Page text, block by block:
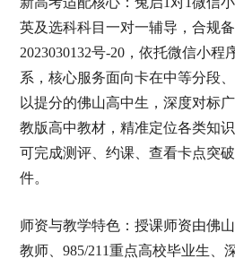
英及选科科目一对一辅导，合规
2023030132号-20，依托微信小程
系，核心服务面向卡在中等分段
以提分的佛山高中生，深度对标
教版高中教材，精准定位各类知
可完成测评、约课、查看卡点突
件。
师资与教学特色：授课师资由佛
教师、985/211重点高校毕业生、